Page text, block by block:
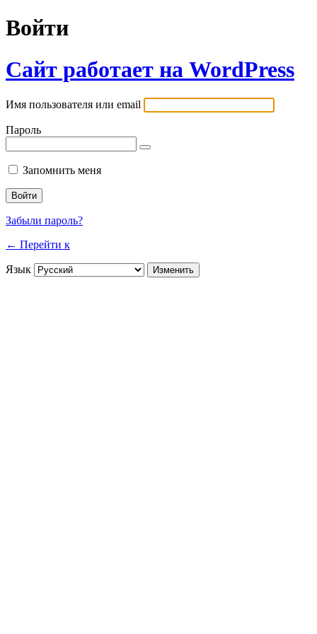
Войти
Сайт работает на WordPress
Имя пользователя или email
Пароль
Запомнить меня
Забыли пароль?
← Перейти к
Язык